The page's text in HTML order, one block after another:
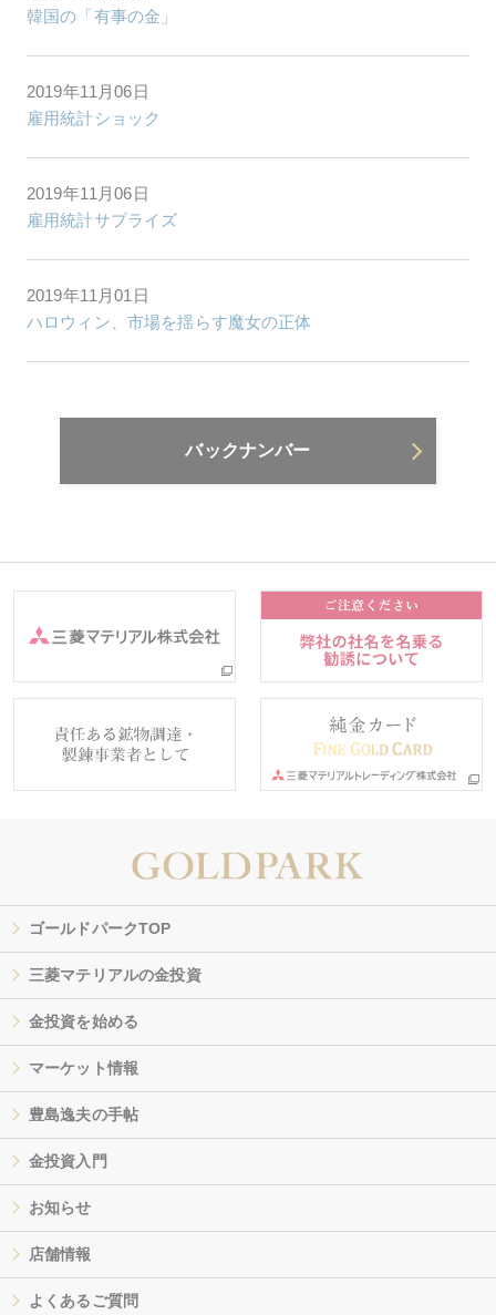
韓国の「有事の金」
2019年11月06日
雇用統計ショック
2019年11月06日
雇用統計サプライズ
2019年11月01日
ハロウィン、市場を揺らす魔女の正体
バックナンバー
ゴールドパークTOP
三菱マテリアルの金投資
金投資を始める
マーケット情報
豊島逸夫の手帖
金投資入門
お知らせ
店舗情報
よくあるご質問